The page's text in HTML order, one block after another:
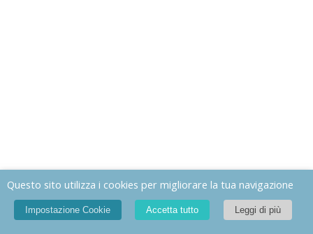
Questo sito utilizza i cookies per migliorare la tua navigazione
Impostazione Cookie Accetta tutto Leggi di più